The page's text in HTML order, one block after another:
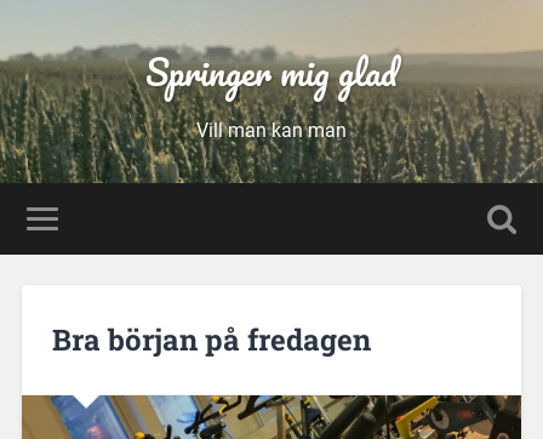
Springer mig glad
Vill man kan man
Bra början på fredagen